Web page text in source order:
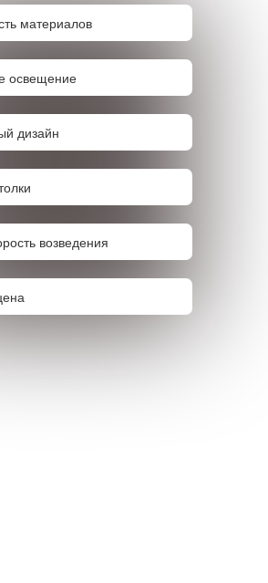
материалов
освещение
дизайн
возведения